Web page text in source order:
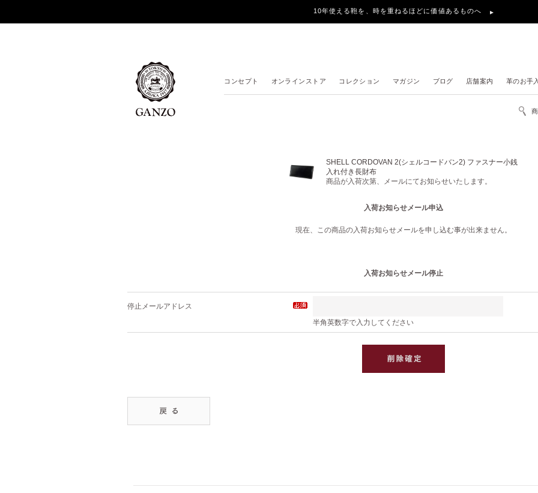
10年使える鞄を、時を重ねるほどに価値あるものへ
コンセプト オンラインストア コレクション マガジン ブログ 店舗案内 革のお手
SHELL CORDOVAN 2(シェルコードバン2) ファスナー小銭
入れ付き長財布
商品が入荷次第、メールにてお知らせいたします。
入荷お知らせメール申込
現在、この商品の入荷お知らせメールを申し込む事が出来ません。
入荷お知らせメール停止
停止メールアドレス
半角英数字で入力してください